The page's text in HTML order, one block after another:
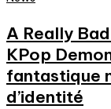
A Really
KPop
fantastique
d’identité